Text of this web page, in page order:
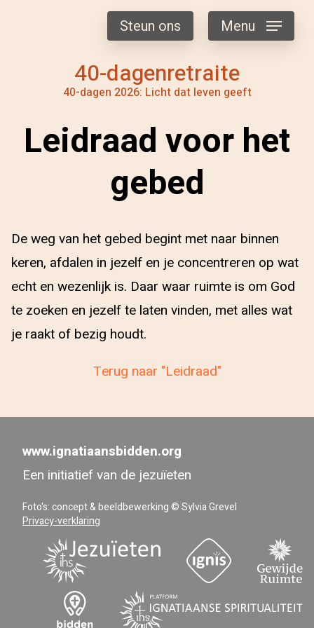
40-dagenretraite
40-dagen 2026: Licht dat leven geeft
Steun ons Menu
Leidraad voor het
gebed
De weg van het gebed begint met naar binnen
keren, afdalen in jezelf en je concentreren op wat
echt en wezenlijk is. Daar waar ruimte is om God
te zoeken en jezelf te laten vinden, met alles wat
je raakt of bezig houdt.
Terug naar "Leidraad"
www.ignatiaansbidden.org
Een initiatief van de jezuïeten
Foto's: concept & beeldbewerking © Sylvia Grevel
Privacy-verklaring